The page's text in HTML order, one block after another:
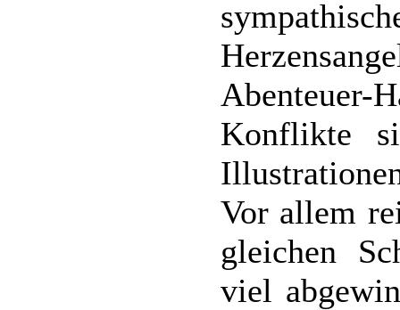
Konflikte
Vor allem
gleichen
viel